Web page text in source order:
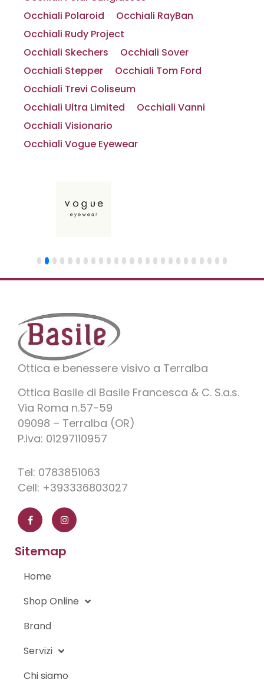
Occhiali Polaroid
Occhiali RayBan
Occhiali Rudy Project
Occhiali Skechers
Occhiali Sover
Occhiali Stepper
Occhiali Tom Ford
Occhiali Trevi Coliseum
Occhiali Ultra Limited
Occhiali Vanni
Occhiali Visionario
Occhiali Vogue Eyewear
Ottica e benessere visivo a Terralba
Ottica Basile di Basile Francesca & C. S.a.s.
Via Roma n.57-59
09098 – Terralba (OR)
P.iva: 01297110957
Tel: 0783851063
Cell: +393336803027
a
c
e
b
o
-
f
n
s
t
a
r
Sitemap
Home
Shop Online
Brand
Servizi
Chi siamo